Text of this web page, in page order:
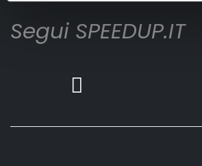
Segui SPEEDUP.IT